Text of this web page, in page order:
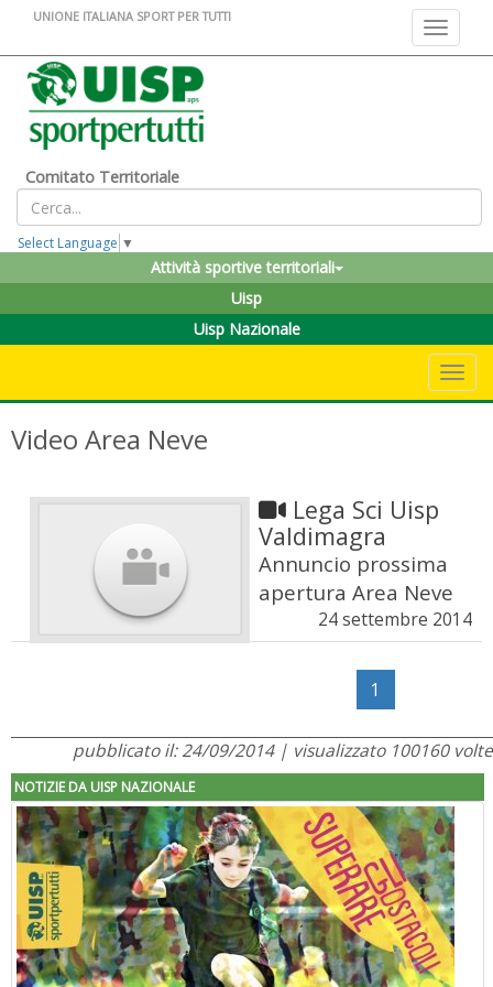
Toggle
UNIONE ITALIANA SPORT PER TUTTI
Comitato Territoriale
Select Language ▼
Attività sportive territoriali
Uisp
Uisp Nazionale
Video Area Neve
Lega Sci Uisp
Valdimagra
Annuncio prossima
apertura Area Neve
24 settembre 2014
1
pubblicato il: 24/09/2014 | visualizzato 100160 volte
NOTIZIE DA UISP NAZIONALE